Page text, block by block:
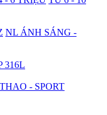
NL ÁNH SÁNG -
316L
- SPORT